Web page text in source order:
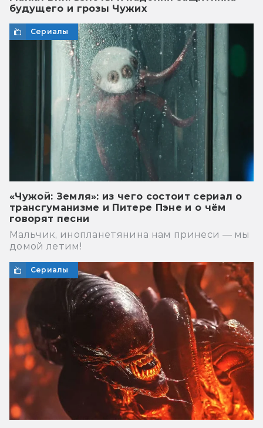
будущего и грозы Чужих
Сериалы
«Чужой: Земля»: из чего состоит сериал о
трансгуманизме и Питере Пэне и о чём
говорят песни
Мальчик, инопланетянина нам принеси — мы
домой летим!
Сериалы